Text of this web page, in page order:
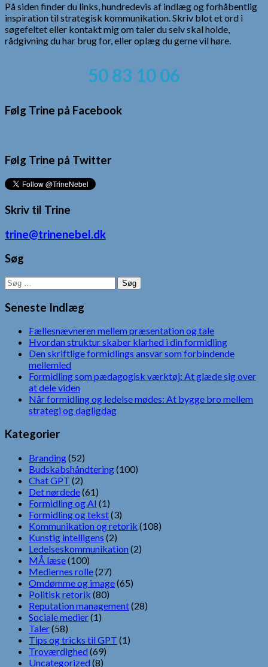
På siden finder du links, hundredevis af indlæg og forhåbentlig
inspiration til strategisk kommunikation. Skriv blot et ord i
søgefeltet eller kontakt mig om taler du selv skal holde,
rådgivning du har brug for, eller oplæg du gerne vil høre.
50 83 10 06
Følg Trine på Facebook
Følg Trine på Twitter
Skriv til Trine
trine@trinenebel.dk
Søg
Søg
efter:
Seneste Indlæg
Fællesnævneren mellem præsentation og tale
Hvordan struktur skaber klarhed i din formidling
Den skriftlige formidlings ansvar som forbindende
mellemled
Formidling som pædagogisk værktøj: At glæde sig over
at dele viden
Når formidling og ledelse mødes: At bygge bro mellem
strategi og dagligdag
Kategorier
Branding(52)
Budskabshåndtering(100)
Chat GPT (2)
Det nørdede(61)
Formidling og AI (1)
Formidling og tekst(3)
Kommunikation og retorik (108)
Kunstig intelligens (2)
Ledelseskommunikation (2)
MÅ læse(100)
Mediernes rolle(27)
Omdømme og image(65)
Politisk retorik (80)
Reputation management(28)
Sociale medier(1)
Taler(58)
Tips og tricks til GPT (1)
Troværdighed (69)
Uncategorized (8)